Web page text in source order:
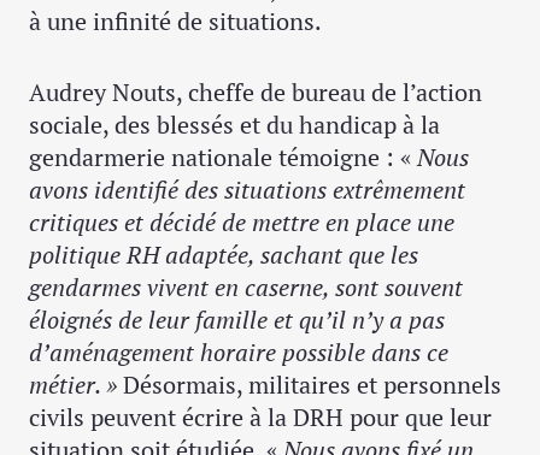
à une infinité de situations.
Audrey Nouts, cheffe de bureau de l’action
sociale, des blessés et du handicap à la
gendarmerie nationale témoigne : «Nous
avons identifié des situations extrêmement
critiques et décidé de mettre en place une
politique RH adaptée, sachant que les
gendarmes vivent en caserne, sont souvent
éloignés de leur famille et qu’il n’y a pas
d’aménagement horaire possible dans ce
métier. »Désormais, militaires et personnels
civils peuvent écrire à la DRH pour que leur